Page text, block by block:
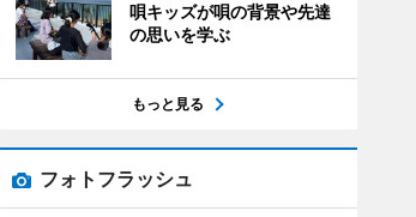
唄キッズが唄の背景や先達
の思いを学ぶ
もっと見る
フォトフラッシュ